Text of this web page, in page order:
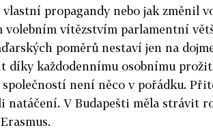
vlastní propagandy nebo jak změnil
volebním vítězstvím parlamentní
poměrů nestaví jen na
díky každodennímu osobnímu
společností není něco v pořádku.
natáčení. V Budapešti měla strávit